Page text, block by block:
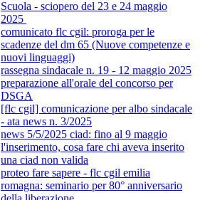
Scuola - sciopero del 23 e 24 maggio
2025
comunicato flc cgil: proroga per le
scadenze del dm 65 (Nuove competenze e
nuovi linguaggi)
rassegna sindacale n. 19 - 12 maggio 2025
preparazione all'orale del concorso per
DSGA
[flc cgil] comunicazione per albo sindacale
- ata news n. 3/2025
news 5/5/2025 ciad: fino al 9 maggio
l'inserimento, cosa fare chi aveva inserito
una ciad non valida
proteo fare sapere - flc cgil emilia
romagna: seminario per 80° anniversario